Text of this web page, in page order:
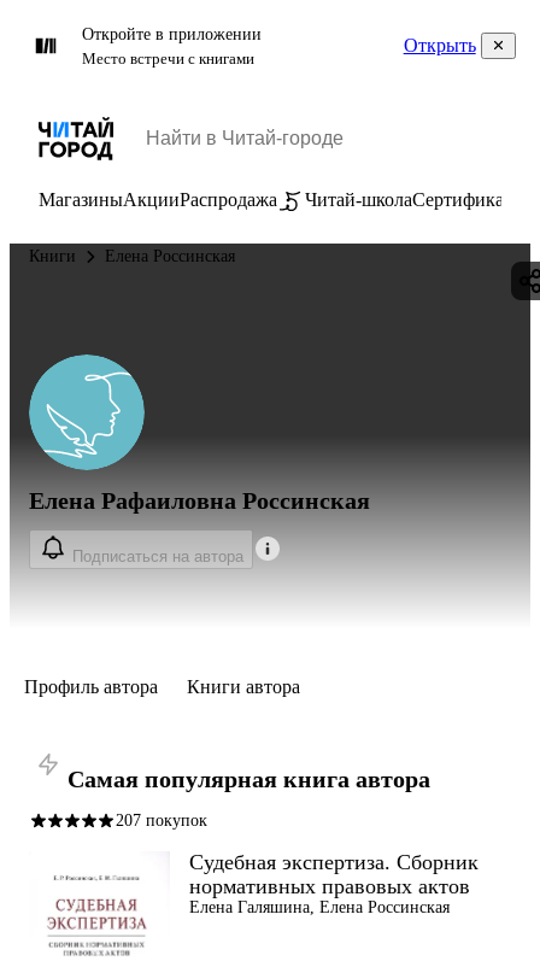
Откройте в приложении
Место встречи с книгами
Открыть
МагазиныАкцииРаспродажа Читай-школаСертификаты
Книги Елена Россинская
Елена Рафаиловна Россинская
Подписаться на автора
Профиль автора Книги автора
Самая популярная книга автора
207 покупок
Судебная экспертиза. Сборник
нормативных правовых актов
Елена Галяшина, Елена Россинская